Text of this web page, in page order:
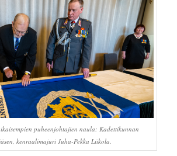
puheenjohtajien naula: Kadettikunnan
kenraalimajuri Juha-Pekka Liikola.